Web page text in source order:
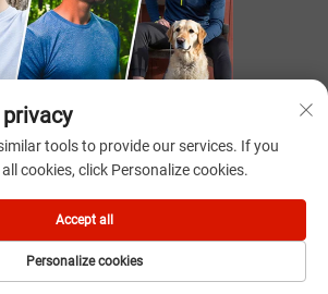
година NINGBO YOUKI UNITE IMP &
Политика за приватност
tools to provide our services. If you
cookies, click Personalize cookies.
Personalize cookies
Accept all